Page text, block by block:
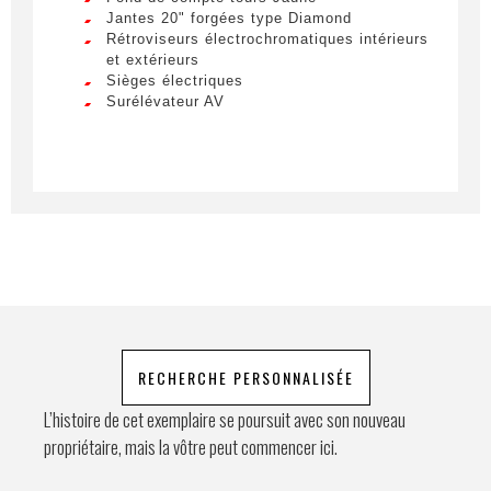
Prénom
Demande spéciale
Lorem ipsum dolor sit amet, consectetur
adipiscing elit. Ut a elit sed nisl pulvinar
egestas a vel nibh. Sed aliquam varius
feugiat. Suspendisse finibus nec nibh eget
ultricies. Mauris et malesuada augue.
Jantes 20" forgées type Diamond
Rétroviseurs électrochromatiques intérieurs
et extérieurs
Sièges électriques
Surélévateur AV
RECHERCHE PERSONNALISÉE
L’histoire de cet exemplaire se poursuit avec son nouveau
propriétaire, mais la vôtre peut commencer ici.